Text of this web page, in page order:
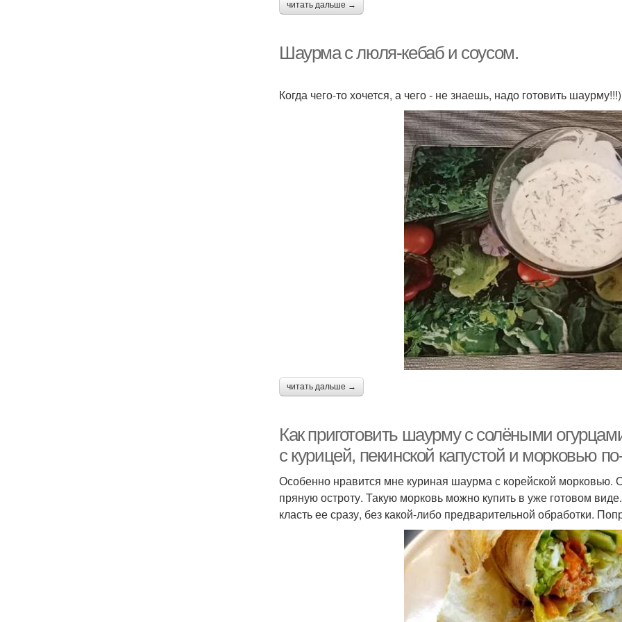
читать дальше →
Шаурма с люля-кебаб и соусом.
Когда чего-то хочется, а чего - не знаешь, надо готовить
читать дальше →
Как приготовить шаурму с солёными
с курицей, пекинской капустой и морковью
Особенно нравится мне куриная шаурма с корейской морковью.
пряную остроту. Такую морковь можно купить в уже готовом
класть ее сразу, без какой-либо предварительной обработки.